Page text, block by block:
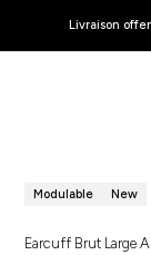
Livraison offerte
et made in France
Modulable New
Earcuff Brut Large